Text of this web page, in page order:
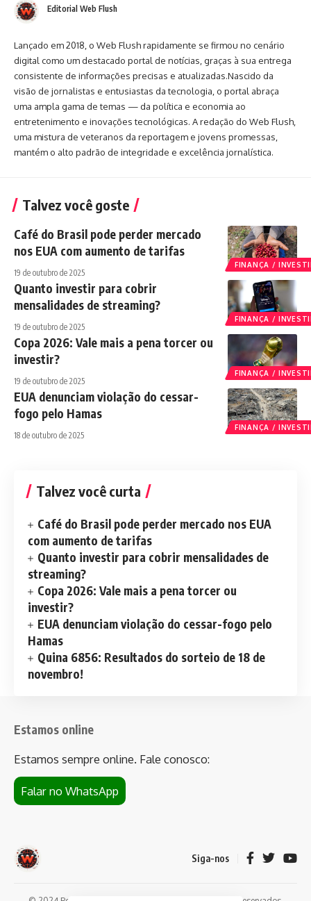
Editorial Web Flush
Lançado em 2018, o Web Flush rapidamente se firmou no cenário
digital como um destacado portal de notícias, graças à sua entrega
consistente de informações precisas e atualizadas.Nascido da
visão de jornalistas e entusiastas da tecnologia, o portal abraça
uma ampla gama de temas — da política e economia ao
entretenimento e inovações tecnológicas. A redação do Web Flush,
uma mistura de veteranos da reportagem e jovens promessas,
mantém o alto padrão de integridade e excelência jornalística.
Talvez você goste
FINANÇA /
Café do Brasil pode perder mercado
nos EUA com aumento de tarifas
19 de outubro de 2025
FINANÇA /
Quanto investir para cobrir
mensalidades de streaming?
19 de outubro de 2025
FINANÇA /
Copa 2026: Vale mais a pena torcer ou
investir?
19 de outubro de 2025
FINANÇA /
EUA denunciam violação do cessar-
fogo pelo Hamas
18 de outubro de 2025
Talvez você curta
Café do Brasil pode perder mercado nos EUA
com aumento de tarifas
Quanto investir para cobrir mensalidades de
streaming?
Copa 2026: Vale mais a pena torcer ou
investir?
EUA denunciam violação do cessar-fogo pelo
Hamas
Quina 6856: Resultados do sorteio de 18 de
novembro!
Estamos online
Estamos sempre online. Fale conosco:
Falar no WhatsApp
Siga-nos